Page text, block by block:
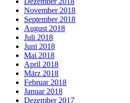
November 2018
September 2018
August 2018
Juli 2018
Juni 2018
Mai 2018
April 2018
März 2018
Februar 2018
Januar 2018
Dezember 2017